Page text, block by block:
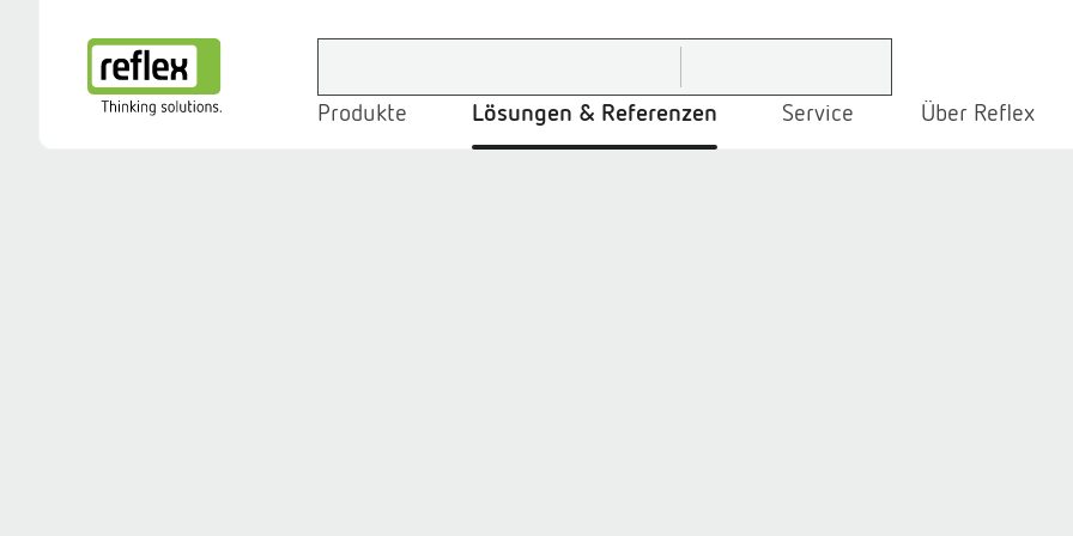
Produkte Lösungen & Referenzen Service Über Reflex